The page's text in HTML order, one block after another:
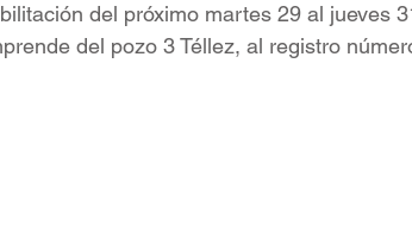
del próximo martes 29 al jueves
del pozo 3 Téllez, al registro